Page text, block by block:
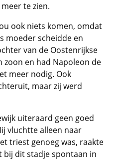
te zien.
ook niets komen, omdat
moeder scheidde en
van de Oostenrijkse
zoon en had Napoleon de
meer nodig. Ook
maar zij werd
uiteraard geen goed
vluchtte alleen naar
triest genoeg was, raakte
bij dit stadje spontaan in